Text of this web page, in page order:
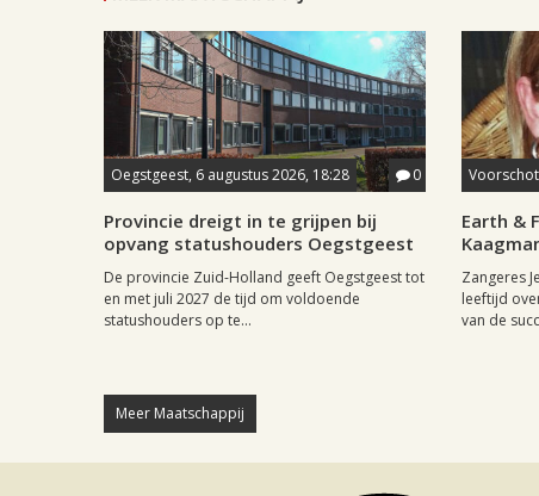
Oegstgeest, 6 augustus 2026, 18:28 0
Provincie dreigt in te grijpen bij
opvang statushouders Oegstgeest
De provincie Zuid-Holland geeft Oegstgeest tot
en met juli 2027 de tijd om voldoende
statushouders op te...
Earth &
Zangeres
leeftijd
van de
Meer Maatschappij